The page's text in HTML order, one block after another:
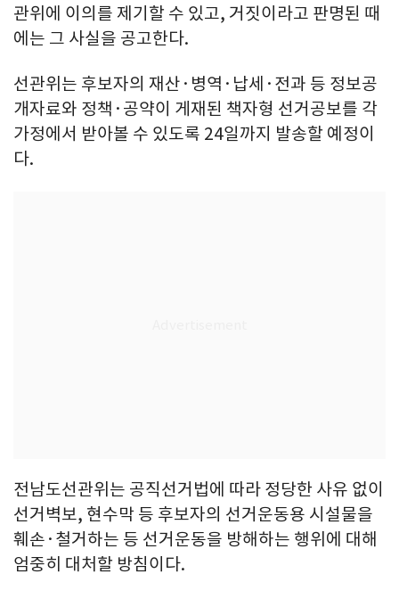
관위에 이의를 제기할 수 있고, 거짓이라고 판명된 때
에는 그 사실을 공고한다.
선관위는 후보자의 재산·병역·납세·전과 등 정보공
개자료와 정책·공약이 게재된 책자형 선거공보를 각
가정에서 받아볼 수 있도록 24일까지 발송할 예정이
다.
전남도선관위는 공직선거법에 따라 정당한 사유 없이
선거벽보, 현수막 등 후보자의 선거운동용 시설물을
훼손·철거하는 등 선거운동을 방해하는 행위에 대해
엄중히 대처할 방침이다.